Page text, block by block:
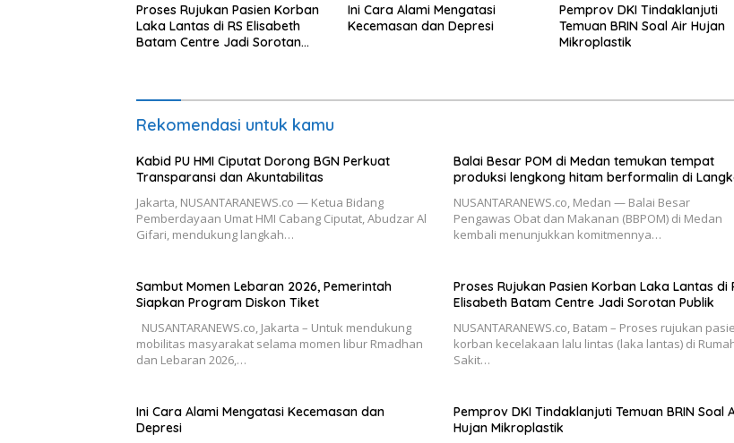
Proses Rujukan Pasien Korban
Laka Lantas di RS Elisabeth
Batam Centre Jadi Sorotan
Ini Cara Alami Mengatasi
Kecemasan dan Depresi
Pemprov DKI Tindaklanjuti
Temuan BRIN Soal Air Hujan
Mikroplastik
Rekomendasi untuk kamu
Kabid PU HMI Ciputat Dorong BGN Perkuat
Transparansi dan Akuntabilitas
Jakarta, NUSANTARANEWS.co — Ketua Bidang
Pemberdayaan Umat HMI Cabang Ciputat, Abudzar Al
Gifari, mendukung langkah…
Balai Besar POM di Medan temukan tempat
produksi lengkong hitam berformalin di
NUSANTARANEWS.co, Medan — Balai Besar
Pengawas Obat dan Makanan (BBPOM) di Medan
kembali menunjukkan komitmennya…
Sambut Momen Lebaran 2026, Pemerintah
Siapkan Program Diskon Tiket
NUSANTARANEWS.co, Jakarta – Untuk mendukung
mobilitas masyarakat selama momen libur Rmadhan
dan Lebaran 2026,…
Proses Rujukan Pasien Korban Laka Lantas di
Elisabeth Batam Centre Jadi Sorotan Publik
NUSANTARANEWS.co, Batam – Proses rujukan
korban kecelakaan lalu lintas (laka lantas) di
Sakit…
Ini Cara Alami Mengatasi Kecemasan dan
Depresi
Pemprov DKI Tindaklanjuti Temuan BRIN Soal
Hujan Mikroplastik